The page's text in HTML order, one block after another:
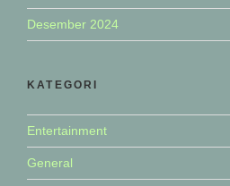
Desember 2024
KATEGORI
Entertainment
General